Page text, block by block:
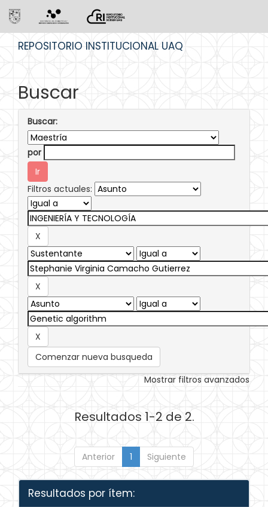
REPOSITORIO INSTITUCIONAL UAQ
Buscar
Buscar:
por
Filtros actuales:
Comenzar nueva busqueda
Mostrar filtros avanzados
Resultados 1-2 de 2.
Anterior 1 Siguiente
Resultados por ítem: